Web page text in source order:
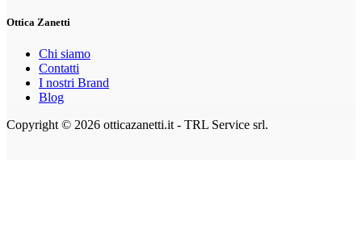
Ottica Zanetti
Chi siamo
Contatti
I nostri Brand
Blog
Copyright © 2026 otticazanetti.it - TRL Service srl.